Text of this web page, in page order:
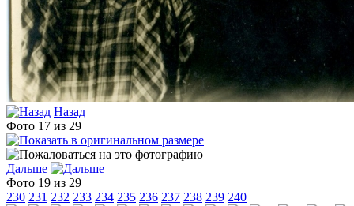
Назад
Фото 17 из 29
Дальше
Фото 19 из 29
230 231 232 233 234 235 236 237 238 239 240